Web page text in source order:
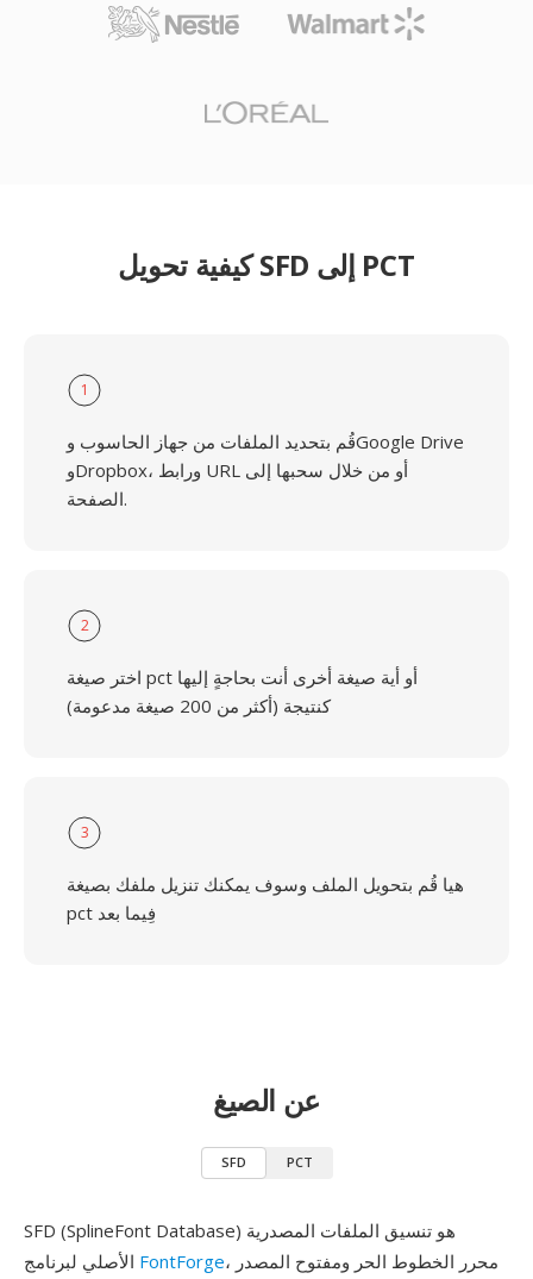
كيفية تحويل SFD إلى PCT
1
قُم بتحديد الملفات من جهاز الحاسوب وGoogle Drive
وDropbox، ورابط URL أو من خلال سحبها إلى
الصفحة.
2
اختر صيغة pct أو أية صيغة أخرى أنت بحاجةٍ إليها
كنتيجة (أكثر من 200 صيغة مدعومة)
3
هيا قُم بتحويل الملف وسوف يمكنك تنزيل ملفك بصيغة
pct فِيما بعد
عن الصيغ
SFD PCT
SFD (SplineFont Database) هو تنسيق الملفات المصدرية
FontForge، محرر الخطوط الحر ومفتوح المصدر